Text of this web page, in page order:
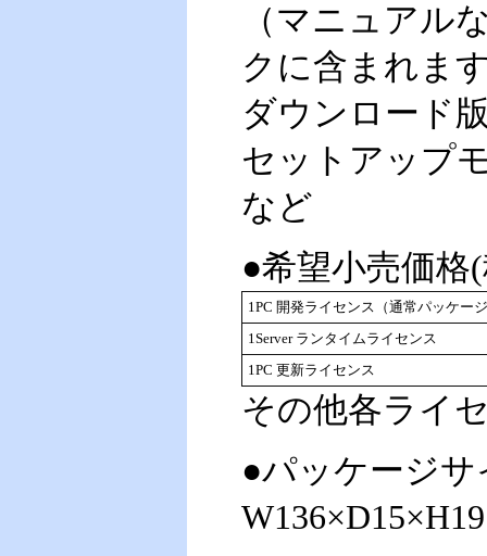
（マニュアル
クに含まれま
ダウンロード
セットアップ
など
●希望小売価格
1PC 開発ライセンス（通常パッケー
1Server ランタイムライセンス
1PC 更新ライセンス
その他各ライ
●パッケージサ